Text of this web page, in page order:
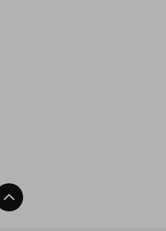
с любими
Нагоре